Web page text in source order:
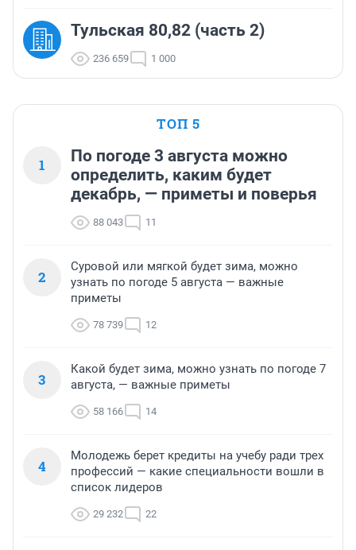
Тульская 80,82 (часть 2)
236 659 1 000
ТОП 5
1
По погоде 3 августа можно
определить, каким будет
декабрь, — приметы и поверья
88 043 11
2
Суровой или мягкой будет зима, можно
узнать по погоде 5 августа — важные
приметы
78 739 12
3
Какой будет зима, можно узнать по погоде 7
августа, — важные приметы
58 166 14
4
Молодежь берет кредиты на учебу ради трех
профессий — какие специальности вошли в
список лидеров
29 232 22